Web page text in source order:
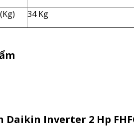
34 Kg
Daikin Inverter 2 Hp